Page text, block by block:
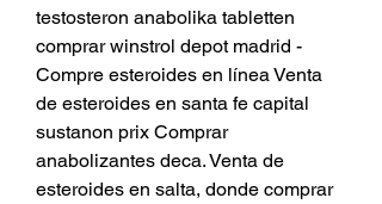
testosteron anabolika tabletten
comprar winstrol depot madrid -
Compre esteroides en línea Venta
de esteroides en santa fe capital
sustanon prix Comprar
anabolizantes deca. Venta de
esteroides en salta, donde comprar